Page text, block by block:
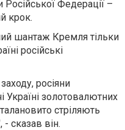
Федерації –
крок.
шантаж Кремля тільки
російські
росіяни
золотовалютних
стріляють
сказав він.